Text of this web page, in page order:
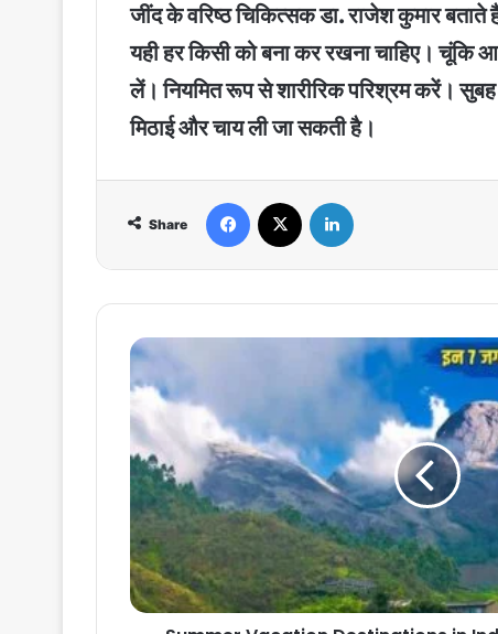
जींद के वरिष्ठ चिकित्सक डा. राजेश कुमार
यही हर किसी को बना कर रखना चाहिए। चूंकि
लें। नियमित रूप से शारीरिक परिश्रम करें।
मिठाई और चाय ली जा सकती है।
Share
Facebook
Summer
Destinations
in
India
:
गर्मियों
की
छुट्टियों
में
इस
बार